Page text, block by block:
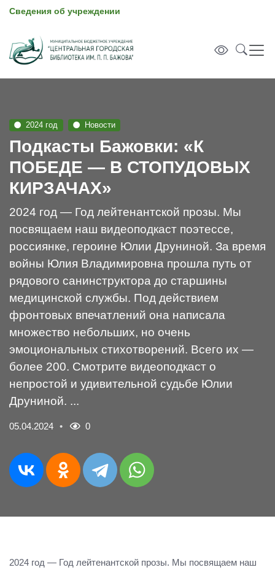
Сведения об учреждении
2024 год Новости
Подкасты Бажовки: «К
ПОБЕДЕ — В СТОПУДОВЫХ
КИРЗАЧАХ»
2024 год — Год лейтенантской прозы. Мы
посвящаем наш видеоподкаст поэтессе,
россиянке, героине Юлии Друниной. За время
войны Юлия Владимировна прошла путь от
рядового санинструктора до старшины
медицинской службы. Под действием
фронтовых впечатлений она написала
множество небольших, но очень
эмоциональных стихотворений. Всего их —
более 200. Смотрите видеоподкаст о
непростой и удивительной судьбе Юлии
Друниной. ...
05.04.2024 0
2024 год — Год лейтенантской прозы. Мы посвящаем наш